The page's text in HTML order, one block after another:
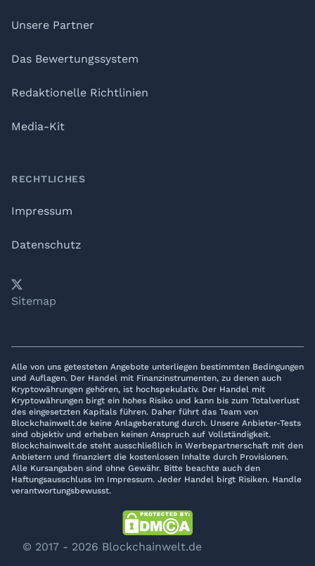
Unsere Partner
Das Bewertungssystem
Redaktionelle Richtlinien
Media-Kit
RECHTLICHES
Impressum
Datenschutz
YouTube
𝕏LinkedIn
Telegram
Sitemap
Alle von uns getesteten Angebote unterliegen bestimmten Bedingungen
und Auflagen. Der Handel mit Finanzinstrumenten, zu denen auch
Kryptowährungen gehören, ist hochspekulativ. Der Handel mit
Kryptowährungen birgt ein hohes Risiko und kann bis zum Totalverlust
des eingesetzten Kapitals führen. Daher führt das Team von
Blockchainwelt.de keine Anlageberatung durch. Unsere Anbieter-Tests
sind objektiv und erheben keinen Anspruch auf Vollständigkeit.
Blockchainwelt.de steht ausschließlich in Werbepartnerschaft mit den
Anbietern und finanziert die kostenlosen Inhalte durch Provisionen.
Alle Kursangaben sind ohne Gewähr. Bitte beachte auch den
Haftungsausschluss im Impressum. Jeder Handel birgt Risiken. Handle
verantwortungsbewusst.
© 2017 - 2026 Blockchainwelt.de